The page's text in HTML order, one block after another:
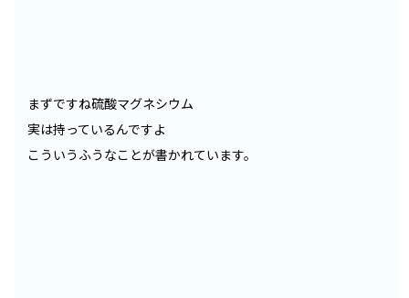
まずですね硫酸マグネシウム
実は持っているんですよ
こういうふうなことが書かれています。